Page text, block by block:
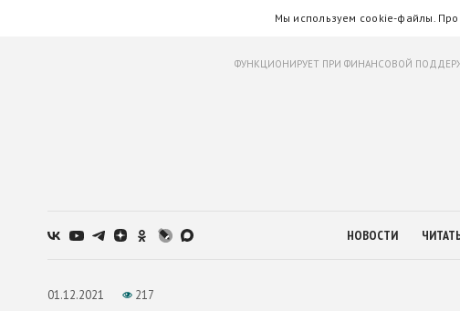
Мы используем cookie-файлы.
ФУНКЦИОНИРУЕТ ПРИ ФИНАНСОВОЙ
НОВОСТИ
01.12.2021 217